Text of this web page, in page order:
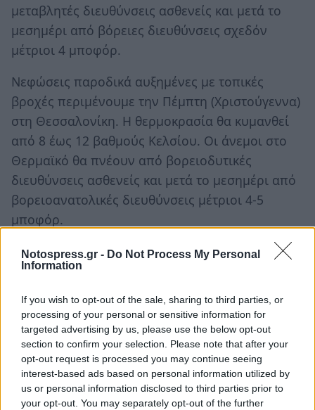
Notospress.gr - Do Not Process My Personal
Information
If you wish to opt-out of the sale, sharing to third parties, or
processing of your personal or sensitive information for
targeted advertising by us, please use the below opt-out
section to confirm your selection. Please note that after your
opt-out request is processed you may continue seeing
interest-based ads based on personal information utilized by
us or personal information disclosed to third parties prior to
your opt-out. You may separately opt-out of the further
μεταβλητές διευθύνσεις ασθενείς και μετά το
μεσημέρι από βόρειες διευθύνσεις σχεδόν
μέτριοι 4 μποφόρ.
Νεφώσεις παροδικά αυξημένες με τοπικές
βροχές περιμένουμε την Πέμπτη (Χριστούγεννα)
στη Θεσσαλονίκη. Η θερμοκρασία θα κυμανθεί
από 8 έως 12 βαθμούς Κελσίου. Οι άνεμοι στο
Θερμαϊκό θα πνέουν από βορειοδυτικές
διευθύνσεις ασθενείς και μετά το μεσημέρι από
βορειοανατολικές διευθύνσεις μέτριοι 4-5
μποφόρ.
Ακολουθήστε τοnotospress.grστο Google News και
μάθετε πρώτοι
TAGS: ΚΑΙΡΟΣ Ο ΚΑΙΡΟΣ ΣΗΜΕΡΑ ΒΡΟΧΕΣ METEO